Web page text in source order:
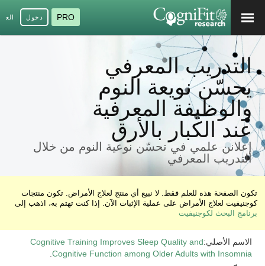
PRO دخول
التدريب المعرفي
يحسّن نويعة النوم
والوظيفة المعرفية
عند الكبار بالأرق
إعلانن علمي في تحسّن نوعية النوم من خلال
التدريب المعرفي
تكون الصفحة هذه للعلم فقط. لا نبيع أي منتج لعلاج الأمراض. تكون منتجات
كوجنيفيت لعلاج الأمراض على عملية الإثبات الآن. إذا كنت تهتم به، اذهب إلى
برنامج البحث لكوجنيفيت
الاسم الأصلي:Cognitive Training Improves Sleep Quality and
Cognitive Function among Older Adults with Insomnia